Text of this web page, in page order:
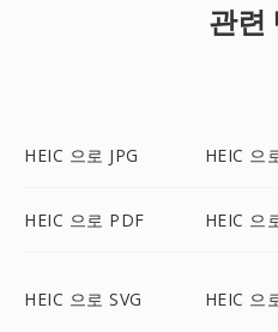
관련
HEIC 으로 JPG HEIC 으
HEIC 으로 PDF HEIC 으
HEIC 으로 SVG HEIC 으